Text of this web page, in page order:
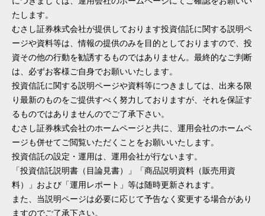
たします。
むさし証券株式会社が提供しております投資信託に関する説明ペ
ージや資料等は、情報の提供のみを目的としておりますので、投
資その他の行動を勧誘するものではありません。最終的なご判断
は、必ずお客様ご自身でお願いいたします。
投資信託に関する説明ページや資料等につきましては、出来る限
り最新のものをご提供すべく努力しておりますが、それを保証す
るものではありませんのでご了承下さい。
むさし証券株式会社のホームページと共に、運用会社のホームペ
ージも併せてご閲覧いただくことをお願いいたします。
投資信託の設定・運用は、運用会社が行ないます。
「投資信託説明書（目論見書）」「商品説明資料（販売用資
料）」および「運用レポート」等は随時更新されます。
また、当説明ページは必要に応じて予告なく変更する場合があり
ますのでご了承下さい。